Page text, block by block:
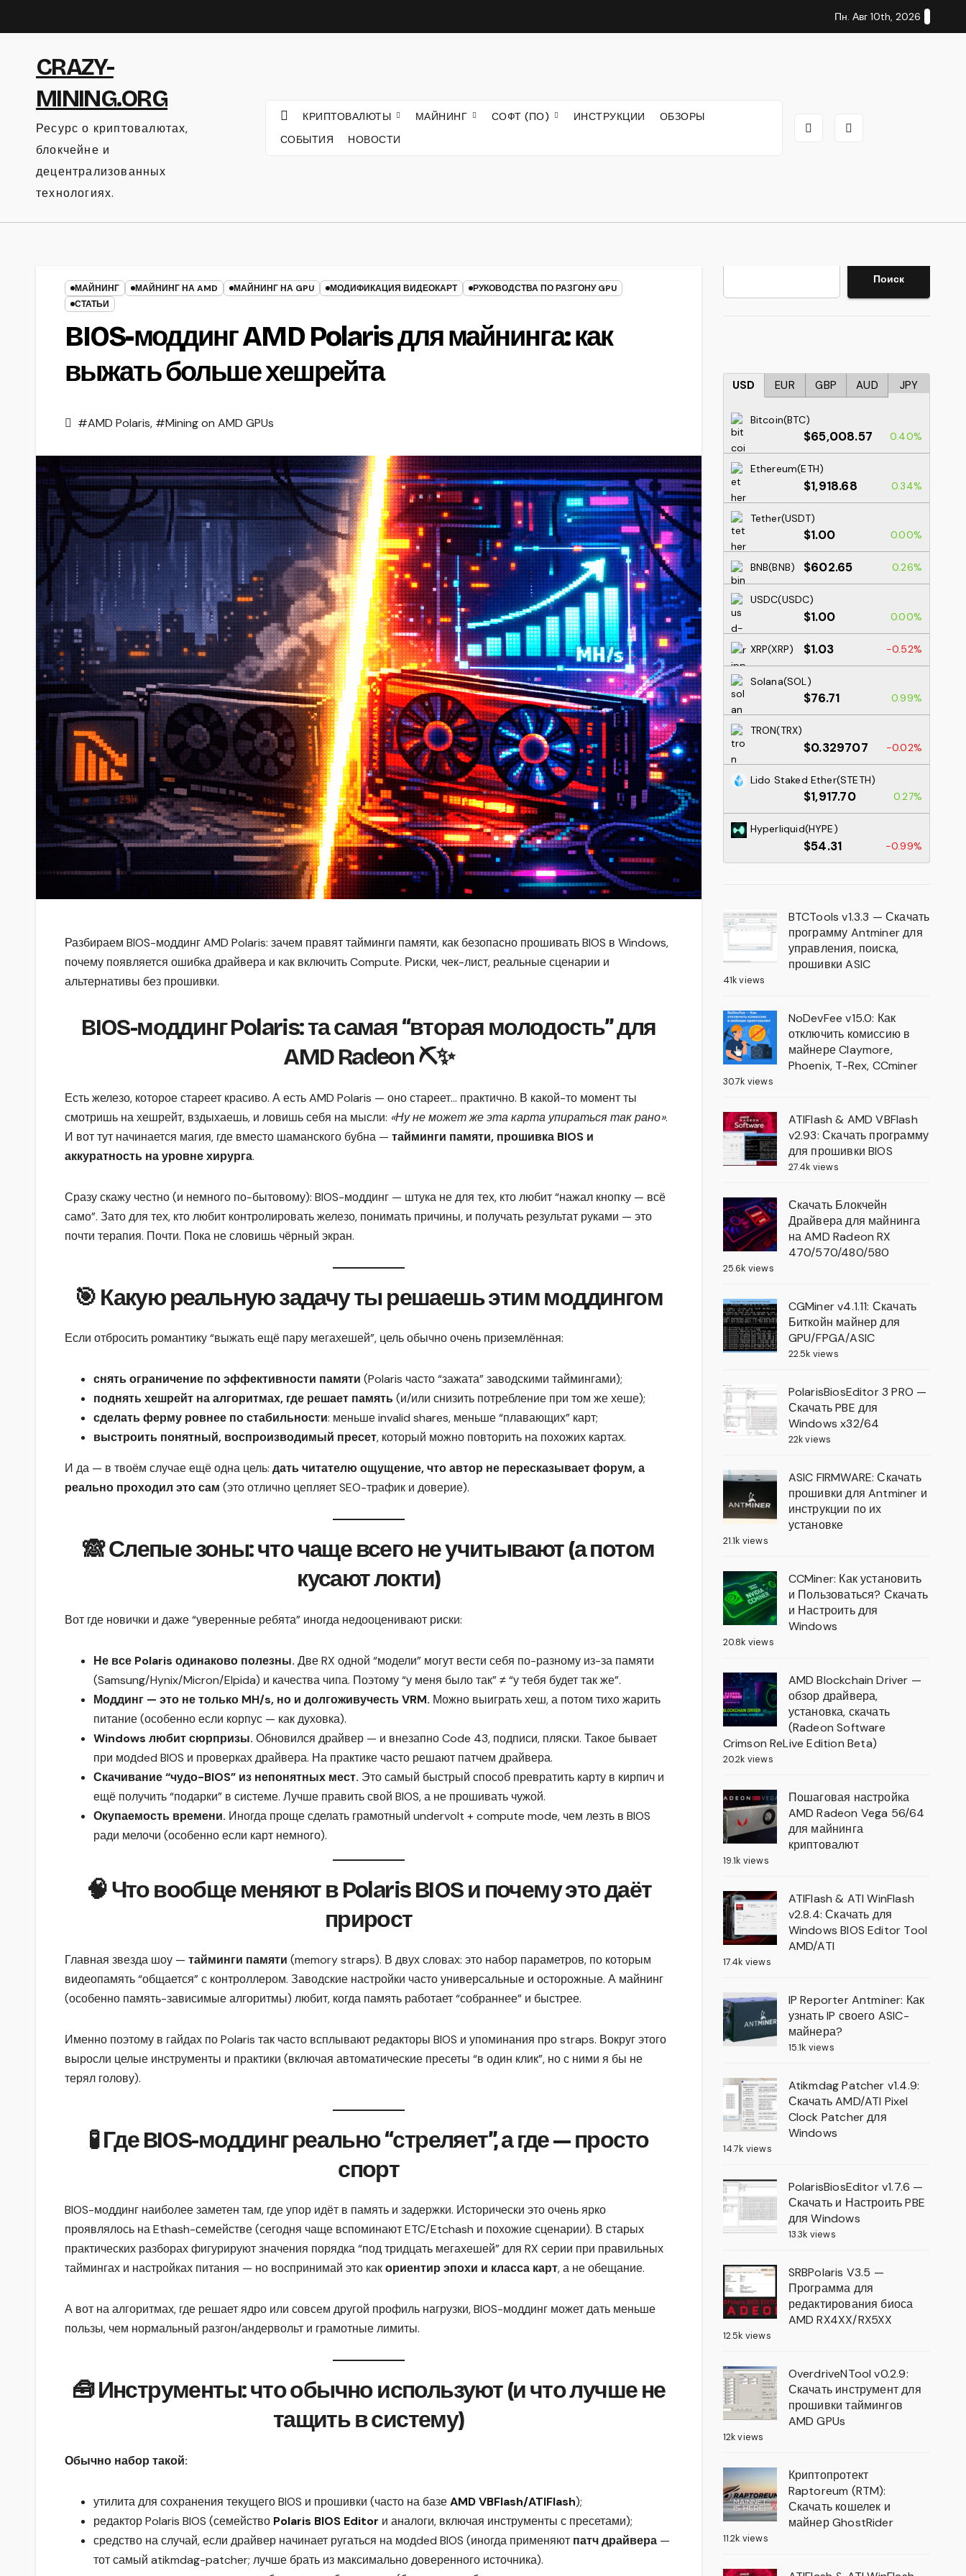
к
Пн. Авг 10th, 2026
CRAZY-
MINING.ORG
Ресурс о криптовалютах,
блокчейне и
децентрализованных
технологиях.
КРИПТОВАЛЮТЫ МАЙНИНГ СОФТ (ПО) ИНСТРУКЦИИ
ОБЗОРЫ
СОБЫТИЯ
НОВОСТИ
МАЙНИНГ МАЙНИНГ НА AMD МАЙНИНГ НА GPU МОДИФИКАЦИЯ ВИДЕОКАРТ
РУКОВОДСТВА ПО РАЗГОНУ GPU
СТАТЬИ
BIOS-моддинг AMD Polaris для майнинга: как
выжать больше хешрейта
#AMD Polaris, #Mining on AMD GPUs
Разбираем BIOS-моддинг AMD Polaris: зачем правят тайминги памяти, как безопасно прошивать BIOS в Windows,
почему появляется ошибка драйвера и как включить Compute. Риски, чек-лист, реальные сценарии и
альтернативы без прошивки.
BIOS-моддинг Polaris: та самая “вторая молодость” для
AMD Radeon ⛏️✨
Есть железо, которое стареет красиво. А есть AMD Polaris — оно стареет… практично. В какой-то момент ты
смотришь на хешрейт, вздыхаешь, и ловишь себя на мысли: «Ну не может же эта карта упираться так рано».
И вот тут начинается магия, где вместо шаманского бубна — тайминги памяти, прошивка BIOS и
аккуратность на уровне хирурга.
Сразу скажу честно (и немного по-бытовому): BIOS-моддинг — штука не для тех, кто любит “нажал кнопку — всё
само”. Зато для тех, кто любит контролировать железо, понимать причины, и получать результат руками — это
почти терапия. Почти. Пока не словишь чёрный экран.
🎯 Какую реальную задачу ты решаешь этим моддингом
Если отбросить романтику “выжать ещё пару мегахешей”, цель обычно очень приземлённая:
снять ограничение по эффективности памяти (Polaris часто “зажата” заводскими таймингами);
поднять хешрейт на алгоритмах, где решает память(и/или снизить потребление при том же хеше);
сделать ферму ровнее по стабильности: меньше invalid shares, меньше “плавающих” карт;
выстроить понятный, воспроизводимый пресет, который можно повторить на похожих картах.
И да — в твоём случае ещё одна цель: дать читателю ощущение, что автор не пересказывает форум, а
реально проходил это сам (это отлично цепляет SEO-трафик и доверие).
🙈 Слепые зоны: что чаще всего не учитывают (а потом
кусают локти)
Вот где новички и даже “уверенные ребята” иногда недооценивают риски:
Не все Polaris одинаково полезны. Две RX одной “модели” могут вести себя по-разному из-за памяти
(Samsung/Hynix/Micron/Elpida) и качества чипа. Поэтому “у меня было так” ≠ “у тебя будет так же”.
Моддинг — это не только MH/s, но и долгоживучесть VRM. Можно выиграть хеш, а потом тихо жарить
питание (особенно если корпус — как духовка).
Windows любит сюрпризы. Обновился драйвер — и внезапно Code 43, подписи, пляски. Такое бывает
при модded BIOS и проверках драйвера. На практике часто решают патчем драйвера.
Скачивание “чудо-BIOS” из непонятных мест. Это самый быстрый способ превратить карту в кирпич и
ещё получить “подарки” в системе. Лучше править свой BIOS, а не прошивать чужой.
Окупаемость времени. Иногда проще сделать грамотный undervolt + compute mode, чем лезть в BIOS
ради мелочи (особенно если карт немного).
🧠 Что вообще меняют в Polaris BIOS и почему это даёт
прирост
Главная звезда шоу — тайминги памяти (memory straps). В двух словах: это набор параметров, по которым
видеопамять “общается” с контроллером. Заводские настройки часто универсальные и осторожные. А майнинг
(особенно память-зависимые алгоритмы) любит, когда память работает “собраннее” и быстрее.
Именно поэтому в гайдах по Polaris так часто всплывают редакторы BIOS и упоминания про straps. Вокруг этого
выросли целые инструменты и практики (включая автоматические пресеты “в один клик”, но с ними я бы не
терял голову).
🧪 Где BIOS-моддинг реально “стреляет”, а где — просто
спорт
BIOS-моддинг наиболее заметен там, где упор идёт в память и задержки. Исторически это очень ярко
проявлялось на Ethash-семействе (сегодня чаще вспоминают ETC/Etchash и похожие сценарии). В старых
практических разборах фигурируют значения порядка “под тридцать мегахешей” для RX серии при правильных
таймингах и настройках питания — но воспринимай это какориентир эпохи и класса карт, а не обещание.
А вот на алгоритмах, где решает ядро или совсем другой профиль нагрузки, BIOS-моддинг может дать меньше
пользы, чем нормальный разгон/андервольт и грамотные лимиты.
🧰 Инструменты: что обычно используют (и что лучше не
тащить в систему)
Обычно набор такой:
утилита для сохранения текущего BIOS и прошивки (часто на базеAMD VBFlash/ATIFlash);
редактор Polaris BIOS (семейство Polaris BIOS Editor и аналоги, включая инструменты с пресетами);
средство на случай, если драйвер начинает ругаться на модded BIOS (иногда применяют патч драйвера —
тот самый atikmdag-patcher; лучше брать из максимально доверенного источника).
Поиск
USD EUR GBP AUD JPY
Bitcoin(BTC)
$65,008.57 0.40%
Ethereum(ETH)
$1,918.68 0.34%
Tether(USDT)
$1.00 0.00%
BNB(BNB) $602.65 0.26%
USDC(USDC)
$1.00 0.00%
XRP(XRP) $1.03 -0.52%
Solana(SOL)
$76.71 0.99%
TRON(TRX)
$0.329707 -0.02%
Lido Staked Ether(STETH)
$1,917.70 0.27%
Hyperliquid(HYPE)
$54.31 -0.99%
BTCTools v1.3.3 — Скачать
программу Antminer для
управления, поиска,
прошивки ASIC
41k views
NoDevFee v15.0: Как
отключить комиссию в
майнере Claymore,
Phoenix, T-Rex, CCminer
30.7k views
ATIFlash & AMD VBFlash
v2.93: Скачать программу
для прошивки BIOS
27.4k views
Скачать Блокчейн
Драйвера для майнинга
на AMD Radeon RX
470/570/480/580
25.6k views
CGMiner v4.1.11: Скачать
Биткойн майнер для
GPU/FPGA/ASIC
22.5k views
PolarisBiosEditor 3 PRO —
Скачать PBE для
Windows x32/64
22k views
ASIC FIRMWARE: Скачать
прошивки для Antminer и
инструкции по их
установке
21.1k views
CCMiner: Как установить
и Пользоваться? Скачать
и Настроить для
Windows
20.8k views
AMD Blockchain Driver —
обзор драйвера,
установка, скачать
(Radeon Software
Crimson ReLive Edition Beta)
20.2k views
Пошаговая настройка
AMD Radeon Vega 56/64
для майнинга
криптовалют
19.1k views
ATIFlash & ATI WinFlash
v2.8.4: Скачать для
Windows BIOS Editor Tool
AMD/ATI
17.4k views
IP Reporter Antminer: Как
узнать IP своего ASIC-
майнера?
15.1k views
Atikmdag Patcher v1.4.9:
Скачать AMD/ATI Pixel
Clock Patcher для
Windows
14.7k views
PolarisBiosEditor v1.7.6 —
Скачать и Настроить PBE
для Windows
13.3k views
SRBPolaris V3.5 —
Программа для
редактирования биоса
AMD RX4XX/RX5XX
12.5k views
OverdriveNTool v0.2.9:
Скачать инструмент для
прошивки таймингов
AMD GPUs
12k views
Криптопротект
Raptoreum (RTM):
Скачать кошелек и
майнер GhostRider
11.2k views